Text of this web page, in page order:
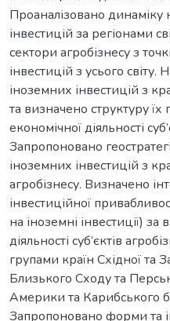
Проаналізовано
інвестицій за регіонами
сектори агробізнесу з
інвестицій з усього
іноземних інвестицій з
та визначено структуру
економічної діяльності
Запропоновано
іноземних інвестицій з
агробізнесу. Визначено
інвестиційної
на іноземні інвестиції)
діяльності суб’єктів
групами країн Східної та
Близького Сходу та
Америки та Карибського
Запропоновано форми та